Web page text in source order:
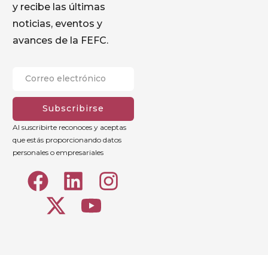
Señor si no abrazáis la mortificación.
y recibe las últimas
noticias, eventos y
avances de la FEFC.
Subscribirse
Al suscribirte reconoces y aceptas
que estás proporcionando datos
personales o empresariales